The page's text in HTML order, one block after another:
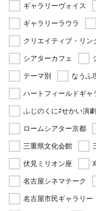
ギャラリーヴォイス
ギャラリーラウラ
クリエイティブ・リン
シアターカフェ
テーマ別
なうふ
ハートフィールドギャ
ふじのくに⇄せかい演
ロームシアター京都
三重県文化会館
伏見ミリオン座
名古屋シネマテーク
名古屋市民ギャラリー